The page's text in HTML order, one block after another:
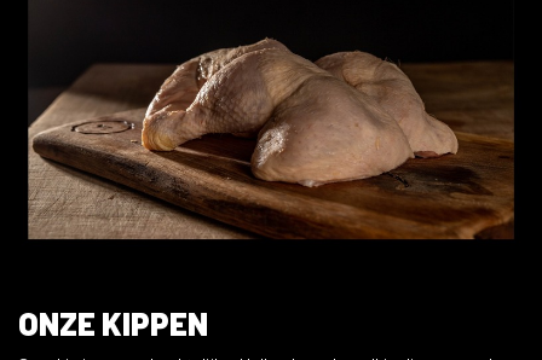
ONZE KIPPEN